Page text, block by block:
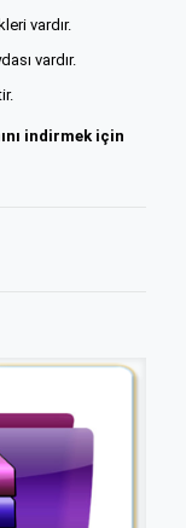
vardır.
vardır.
indirmek için